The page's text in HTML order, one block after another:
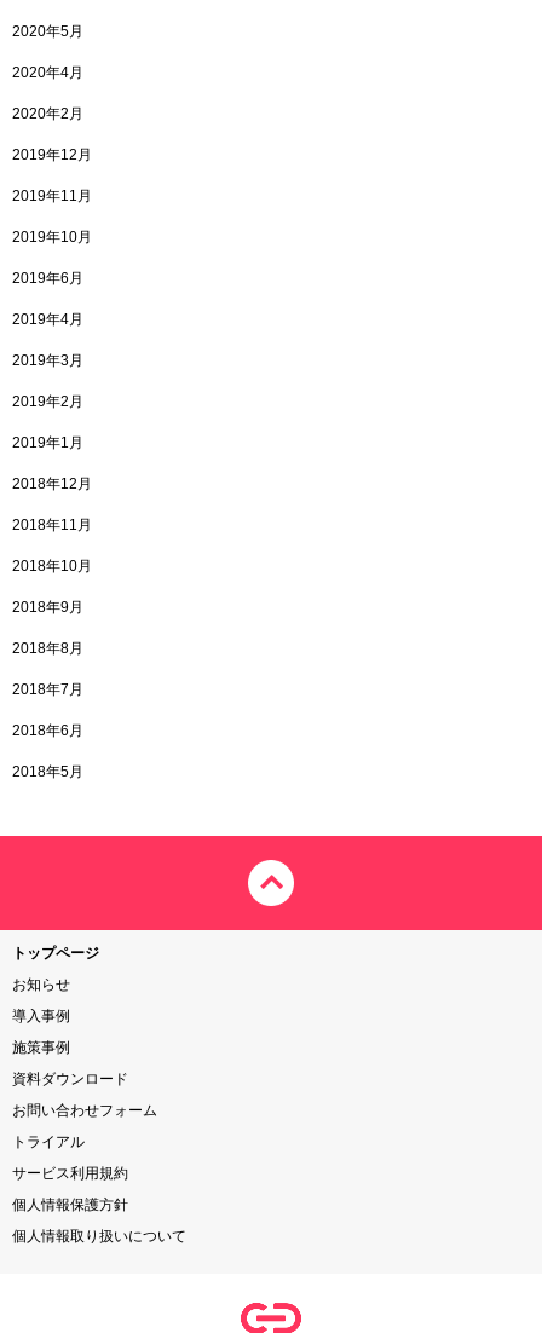
2020年5月
2020年4月
2020年2月
2019年12月
2019年11月
2019年10月
2019年6月
2019年4月
2019年3月
2019年2月
2019年1月
2018年12月
2018年11月
2018年10月
2018年9月
2018年8月
2018年7月
2018年6月
2018年5月
トップページ
お知らせ
導入事例
施策事例
資料ダウンロード
お問い合わせフォーム
トライアル
サービス利用規約
個人情報保護方針
個人情報取り扱いについて